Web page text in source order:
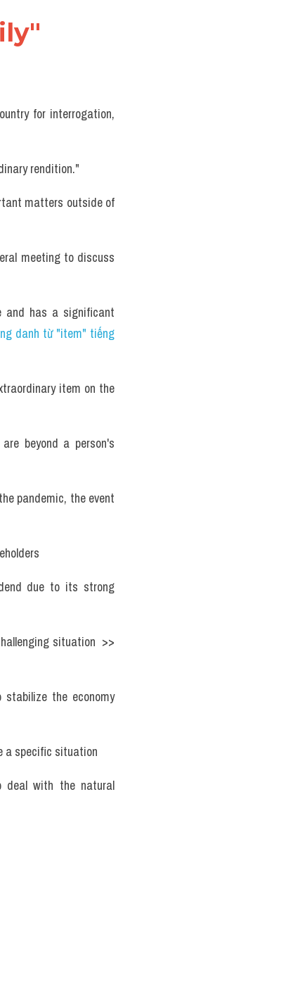
for interrogation,
rendition."
matters outside of
meeting to discuss
and has a significant
danh từ "item" tiếng
item on the
beyond a person's
pandemic, the event
due to its strong
situation  >>
stabilize the economy
a specific situation
deal with the natural